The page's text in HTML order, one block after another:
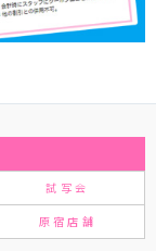
試写会
原宿店舗